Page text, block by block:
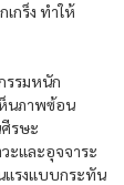
กร็ง ทำให้
รรมหนัก
ห็นภาพซ้อน
ศีรษะ
ะและอุจจาระ
แรงแบบกระทัน